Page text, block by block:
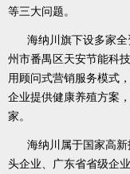
等三大问题。
海纳川旗下设多家全
州市番禺区天安节能科
用顾问式营销服务模式
企业提供健康养殖方案
家。
海纳川属于国家高新
头企业、广东省省级企